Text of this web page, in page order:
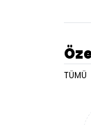
TÜMÜ